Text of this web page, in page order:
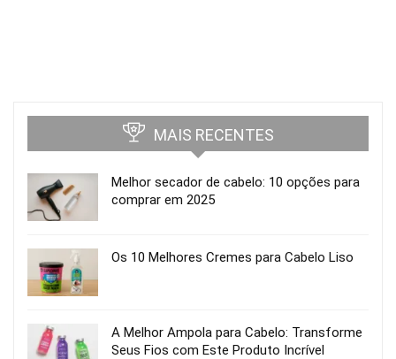
MAIS RECENTES
Melhor secador de cabelo: 10 opções para
comprar em 2025
Os 10 Melhores Cremes para Cabelo Liso
A Melhor Ampola para Cabelo: Transforme
Seus Fios com Este Produto Incrível